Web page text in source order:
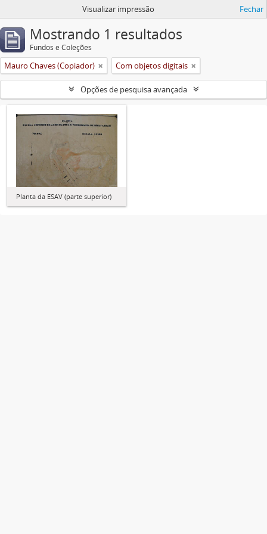
Visualizar impressão Fechar
Mostrando 1 resultados
Fundos e Coleções
Mauro Chaves (Copiador) Com objetos digitais
Opções de pesquisa avançada
Planta da ESAV (parte superior)